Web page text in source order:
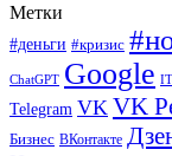
Метки
#деньги #кризис
ChatGPT Google
Telegram VK VK
Бизнес ВКонтакте